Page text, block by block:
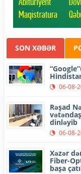
SON XƏBƏR
06-08-
Rəşad
dinləyib
06-08-
Xəzər
Fiber-
başa